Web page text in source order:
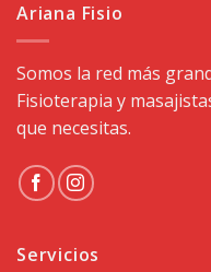
Ariana Fisio
Somos la red más
Fisioterapia y
que necesitas.
Servicios